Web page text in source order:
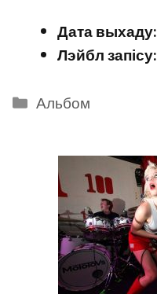
Дата выхаду:
Лэйбл запісу:
Categories
Альбом